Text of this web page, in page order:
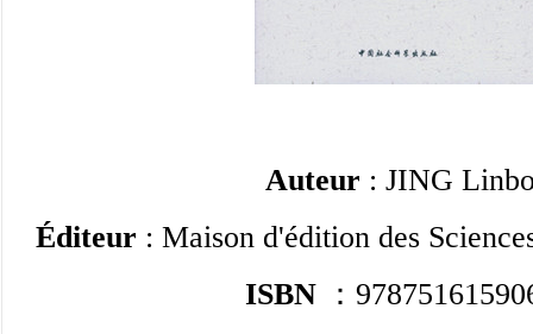
Auteur : JING
Éditeur : Maison d'édition des
ISBN ：